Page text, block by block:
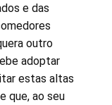
e das
outro
adoptar
estas altas
que, ao seu